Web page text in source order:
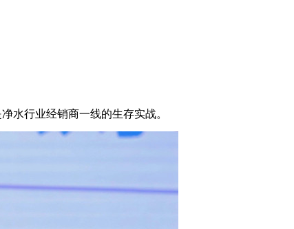
水行业经销商一线的生存实战。